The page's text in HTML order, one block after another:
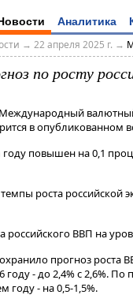
Аналитика
→ 22 апреля 2025 г. →
по росту
в опубликованном
повышен на 0,1
роста российской
ВВП на
прогноз роста
- до 2,4% с 2,6%.
году - на 0,5-1,5%.